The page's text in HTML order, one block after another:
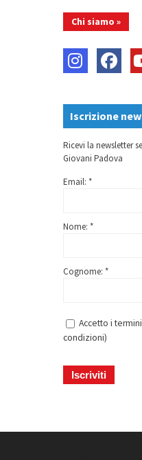
Chi siamo »
Iscrizione
Ricevi la newsletter
Giovani Padova
Email: *
Nome: *
Cognome: *
Accetto i
condizioni)